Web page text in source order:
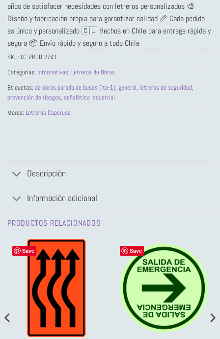
años de satisfacer necesidades con letreros personalizados 🎨
Diseño y fabricación propia para garantizar calidad 📏 Cada pedido
es único y personalizado 🇨🇱 Hechos en Chile para entrega rápida y
segura 📦 Envío rápido y seguro a todo Chile
SKU: LC-PROD-2741
Categorías: Informativas, Letreros de Obras
Etiquetas: de obras parada de buses (ito-1), general, letreros de seguridad,
prevención de riesgos, señalética industrial
Marca: Letreros Caperuso
Descripción
Información adicional
PRODUCTOS RELACIONADOS
Save Save